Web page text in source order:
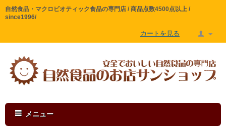
自然食品・マクロビオティック食品の専門店 / 商品点数4500点以上 /
since1996/
カートを見る
メニュー